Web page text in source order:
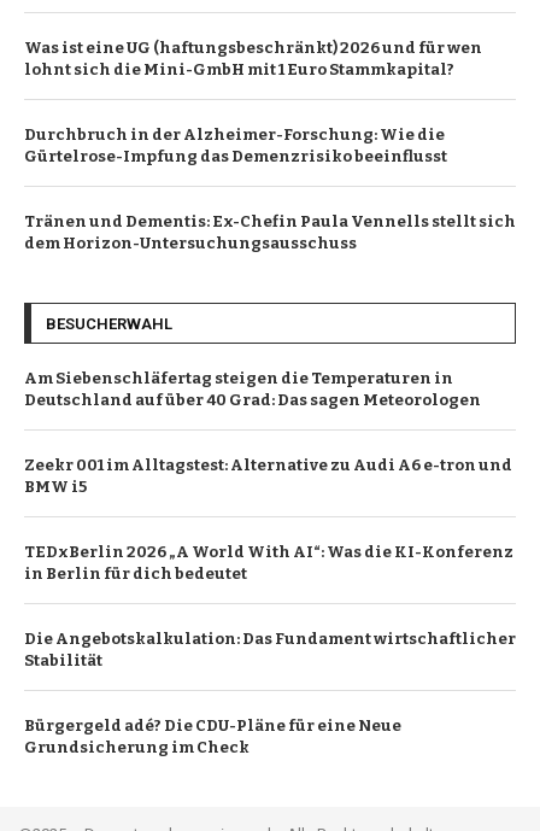
Was ist eine UG (haftungsbeschränkt) 2026 und für wen
lohnt sich die Mini-GmbH mit 1 Euro Stammkapital?
Durchbruch in der Alzheimer-Forschung: Wie die
Gürtelrose-Impfung das Demenzrisiko beeinflusst
Tränen und Dementis: Ex-Chefin Paula Vennells stellt sich
dem Horizon-Untersuchungsausschuss
BESUCHERWAHL
Am Siebenschläfertag steigen die Temperaturen in
Deutschland auf über 40 Grad: Das sagen Meteorologen
Zeekr 001 im Alltagstest: Alternative zu Audi A6 e-tron und
BMW i5
TEDxBerlin 2026 „A World With AI“: Was die KI-Konferenz
in Berlin für dich bedeutet
Die Angebotskalkulation: Das Fundament wirtschaftlicher
Stabilität
Bürgergeld adé? Die CDU-Pläne für eine Neue
Grundsicherung im Check